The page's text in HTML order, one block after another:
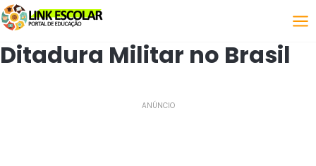
Link
Ditadura Militar no Brasil
ANÚNCIO